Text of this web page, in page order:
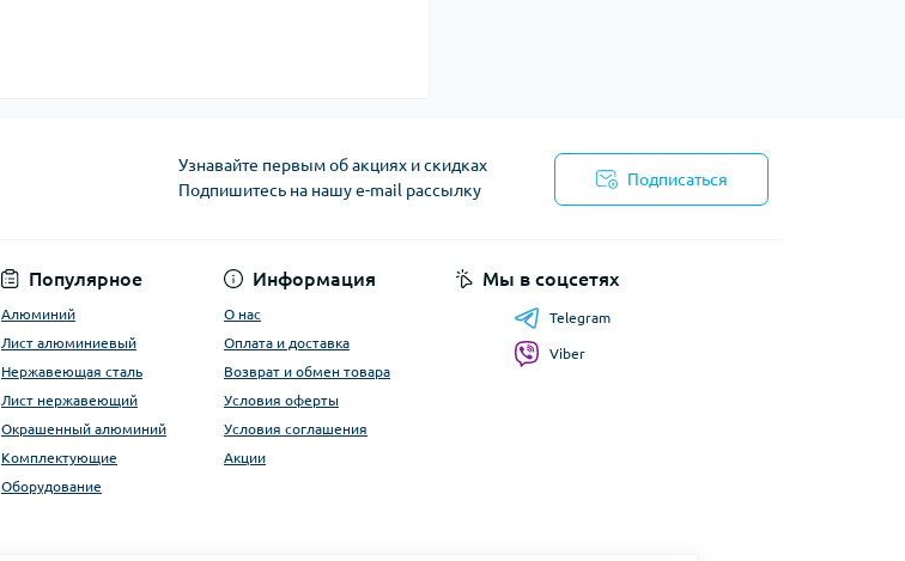
Узнавайте первым об акциях и скидках
Подпишитесь на нашу e-mail рассылку
Подписаться
Популярное
Алюминий
Лист алюминиевый
Нержавеющая сталь
Лист нержавеющий
Окрашенный алюминий
Комплектующие
Оборудование
Информация
О нас
Оплата и доставка
Возврат и обмен товара
Условия оферты
Условия соглашения
Акции
Мы в соцсетях
Telegram
Viber